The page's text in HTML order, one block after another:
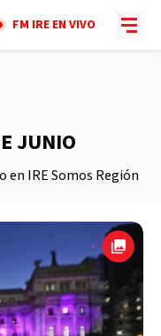
FM IRE EN VIVO
JUNIO
en IRE Somos Región